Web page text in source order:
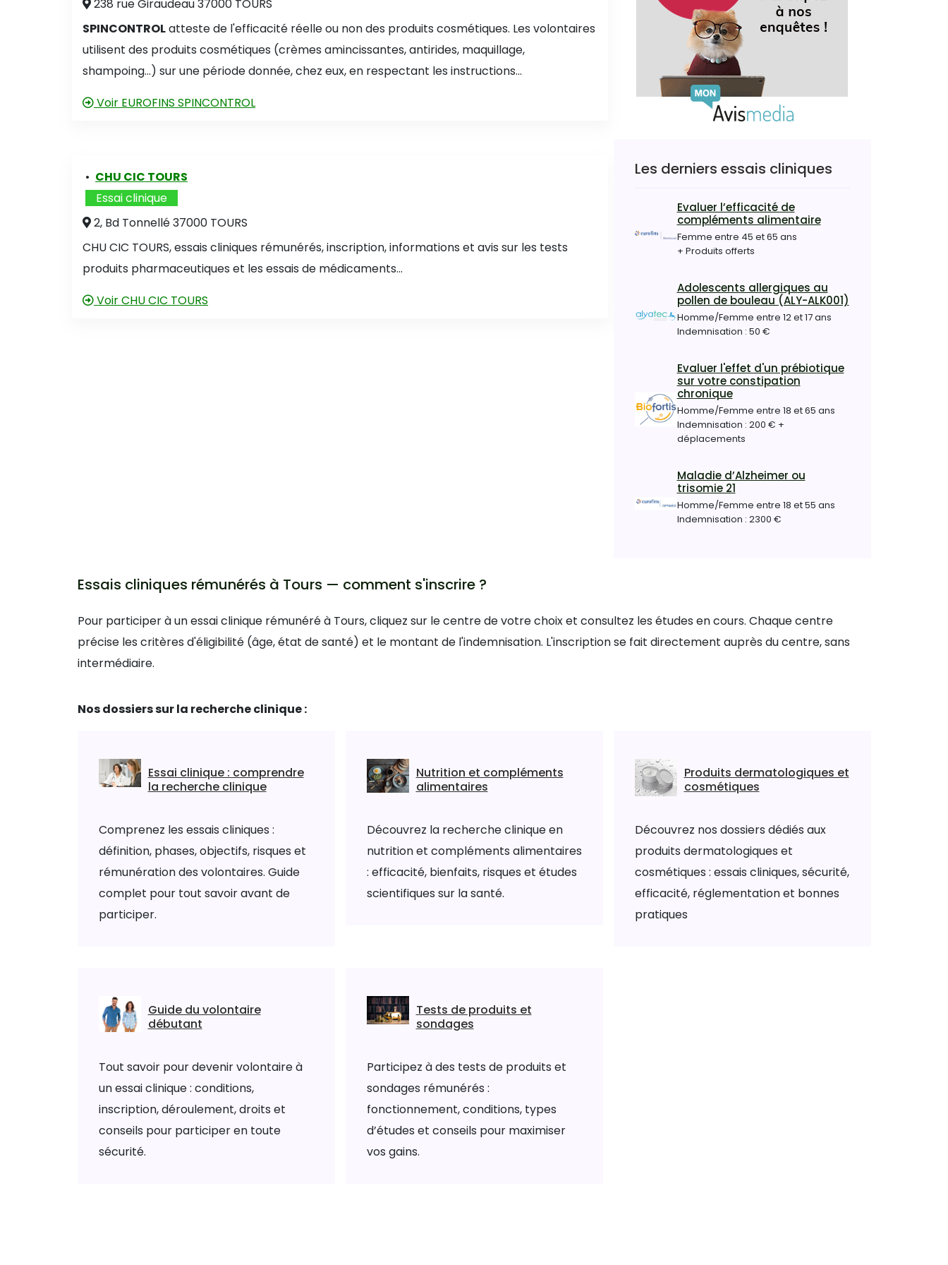
238 rue Giraudeau 37000 TOURS
SPINCONTROLatteste de l'efficacité réelle ou non des produits cosmétiques. Les volontaires
utilisent des produits cosmétiques (crèmes amincissantes, antirides, maquillage,
shampoing...) sur une période donnée, chez eux, en respectant les instructions...
Voir EUROFINS SPINCONTROL
• CHU CIC TOURS
Essai clinique
2, Bd Tonnellé 37000 TOURS
CHU CIC TOURS, essais cliniques rémunérés, inscription, informations et avis sur les tests
produits pharmaceutiques et les essais de médicaments...
Voir CHU CIC TOURS
Les derniers essais cliniques
Evaluer l’efficacité de
compléments alimentaire
Femme entre 45 et 65 ans
+ Produits offerts
Adolescents allergiques au
pollen de bouleau (ALY-ALK001)
Homme/Femme entre 12 et 17 ans
Indemnisation : 50 €
Evaluer l'effet d'un prébiotique
sur votre constipation
chronique
Homme/Femme entre 18 et 65 ans
Indemnisation : 200 € +
déplacements
Maladie d’Alzheimer ou
trisomie 21
Homme/Femme entre 18 et 55 ans
Indemnisation : 2300 €
Essais cliniques rémunérés à Tours — comment s'inscrire ?
Pour participer à un essai clinique rémunéré à Tours, cliquez sur le centre de votre choix et consultez les études en cours. Chaque centre
précise les critères d'éligibilité (âge, état de santé) et le montant de l'indemnisation. L'inscription se fait directement auprès du centre, sans
intermédiaire.
Nos dossiers sur la recherche clinique :
Essai clinique : comprendre
la recherche clinique
Comprenez les essais cliniques :
définition, phases, objectifs, risques et
rémunération des volontaires. Guide
complet pour tout savoir avant de
participer.
Nutrition et compléments
alimentaires
Découvrez la recherche clinique en
nutrition et compléments alimentaires
: efficacité, bienfaits, risques et études
scientifiques sur la santé.
Produits dermatologiques et
cosmétiques
Découvrez nos dossiers dédiés aux
produits dermatologiques et
cosmétiques : essais cliniques, sécurité,
efficacité, réglementation et bonnes
pratiques
Guide du volontaire
débutant
Tout savoir pour devenir volontaire à
un essai clinique : conditions,
inscription, déroulement, droits et
conseils pour participer en toute
sécurité.
Tests de produits et
sondages
Participez à des tests de produits et
sondages rémunérés :
fonctionnement, conditions, types
d’études et conseils pour maximiser
vos gains.